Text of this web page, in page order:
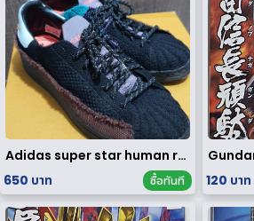
Adidas super star human race limited edition
650 บาท
ซื้อทันที
120 บาท